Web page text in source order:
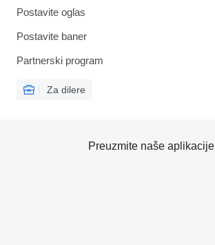
Postavite oglas
Postavite baner
Partnerski program
Za dilere
Preuzmite naše aplikacije